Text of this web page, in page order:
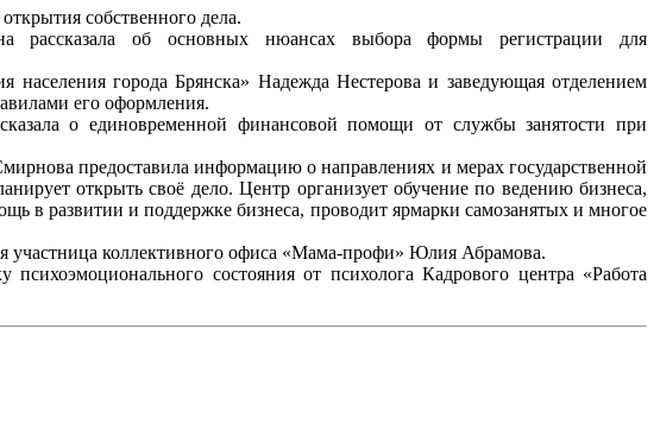
собственного дела.
рассказала об основных нюансах выбора формы регистрации для
города Брянска» Надежда Нестерова и заведующая отделением
его оформления.
о единовременной финансовой помощи от службы занятости при
предоставила информацию о направлениях и мерах государственной
открыть своё дело. Центр организует обучение по ведению бизнеса,
в развитии и поддержке бизнеса, проводит ярмарки самозанятых и многое
коллективного офиса «Мама-профи» Юлия Абрамова.
состояния от психолога Кадрового центра «Работа